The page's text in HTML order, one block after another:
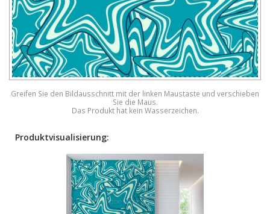
Greifen Sie den Bildausschnitt mit der linken Maustaste und verschieben
Sie die Maus.
Das Produkt hat kein Wasserzeichen.
Produktvisualisierung: